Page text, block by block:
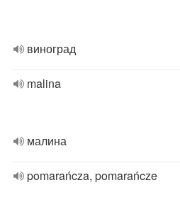
виноград
malina
малина
pomarańcza, pomarańcze